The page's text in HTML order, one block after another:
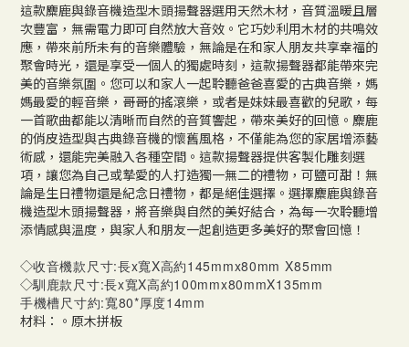
這款麋鹿與錄音機造型木頭揚聲器選用天然木材，音質溫暖且層
次豐富，無需電力即可自然放大音效。它巧妙利用木材的共鳴效
應，帶來前所未有的音樂體驗，無論是在和家人朋友共享幸福的
聚會時光，還是享受一個人的獨處時刻，這款揚聲器都能帶來完
美的音樂氛圍。您可以和家人一起聆聽爸爸喜愛的古典音樂，媽
媽最愛的輕音樂，哥哥的搖滾樂，或者是妹妹最喜歡的兒歌，每
一首歌曲都能以清晰而自然的音質響起，帶來美好的回憶。麋鹿
的俏皮造型與古典錄音機的懷舊風格，不僅能為您的家居增添藝
術感，還能完美融入各種空間。這款揚聲器提供客製化雕刻選
項，讓您為自己或摯愛的人打造獨一無二的禮物，可鹽可甜！無
論是生日禮物還是紀念日禮物，都是絕佳選擇。選擇麋鹿與錄音
機造型木頭揚聲器，將音樂與自然的美好結合，為每一次聆聽增
添情感與溫度，與家人和朋友一起創造更多美好的聚會回憶！
◇收音機款尺寸:長x寬X高約145mmx80mm X85mm
◇馴鹿款尺寸:長x寬X高約100mmx80mmX135mm
手機槽尺寸約:寬80*厚度14mm
材料：。原木拼板